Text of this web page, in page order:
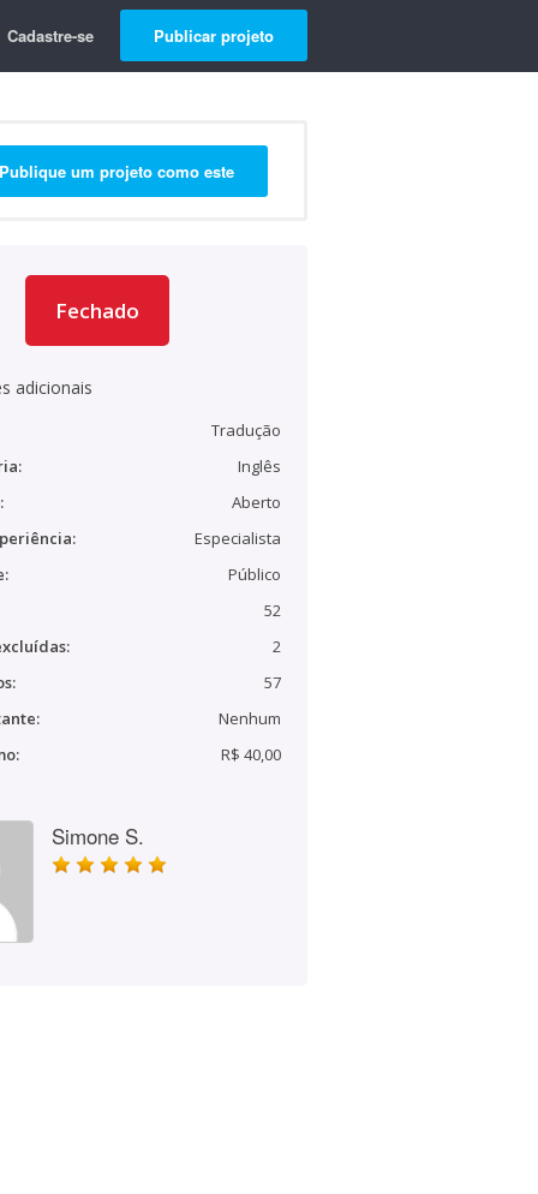
Cadastre-se Publicar projeto
Publique um projeto como este
Fechado
adicionais
Tradução
Inglês
Aberto
Especialista
Público
52
2
57
Nenhum
R$ 40,00
Simone S.